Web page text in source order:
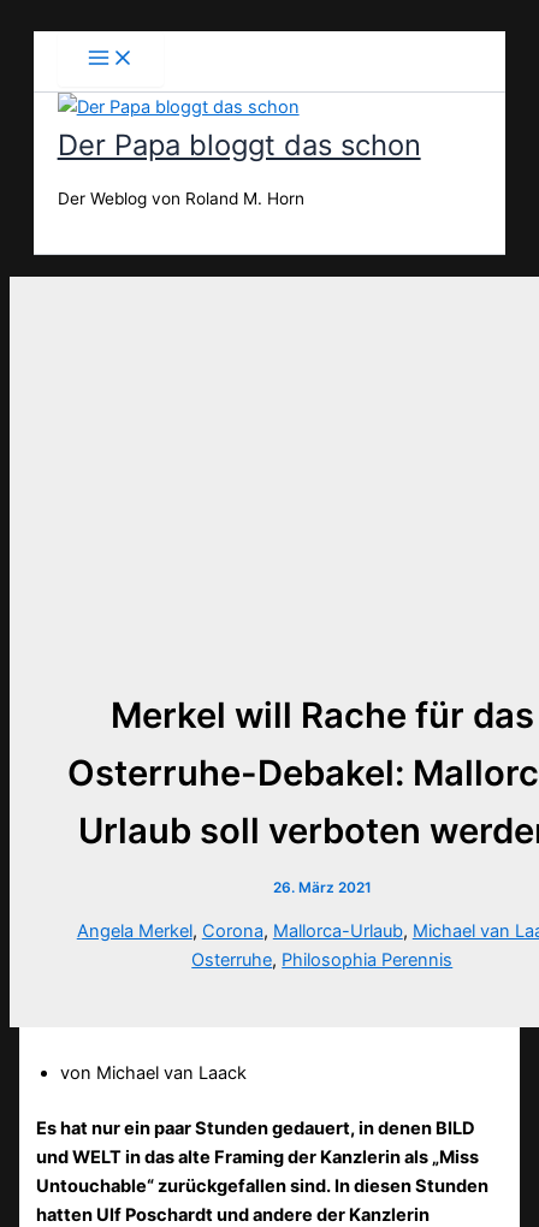
Der Papa bloggt das schon
Der Weblog von Roland M. Horn
Merkel will Rache für das
Osterruhe-Debakel:
Urlaub soll verboten
26. März 2021
Angela Merkel, Corona, Mallorca-Urlaub, Michael van
Osterruhe, Philosophia Perennis
von Michael van Laack
Es hat nur ein paar Stunden gedauert, in denen BILD
und WELT in das alte Framing der Kanzlerin als „Miss
Untouchable“ zurückgefallen sind. In diesen Stunden
hatten Ulf Poschardt und andere der Kanzlerin